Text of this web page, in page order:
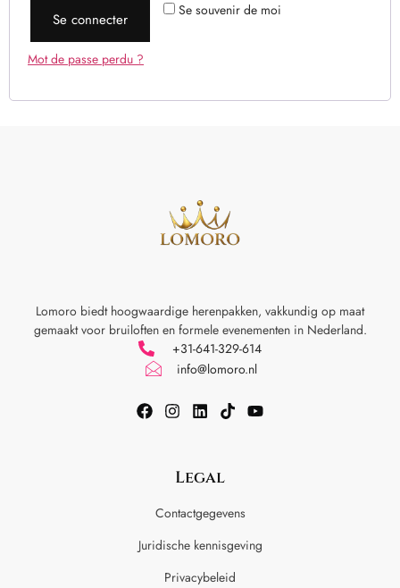
Se souvenir de moi
Se connecter
Mot de passe perdu ?
Lomoro biedt hoogwaardige herenpakken, vakkundig op maat
gemaakt voor bruiloften en formele evenementen in Nederland.
+31-641-329-614
info@lomoro.nl
Legal
Contactgegevens
Juridische kennisgeving
Privacybeleid